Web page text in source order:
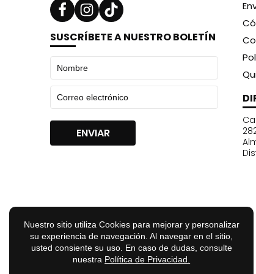
Nuestro sitio utiliza Cookies para mejorar y personalizar
su experiencia de navegación. Al navegar en el sitio,
usted consiente su uso. En caso de dudas, consulte
nuestra Política de Privacidad.
SUSCRÍBETE A NUESTRO BOLETÍN